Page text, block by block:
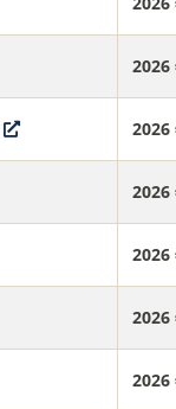
2026
2026
2026
2026
2026
2026